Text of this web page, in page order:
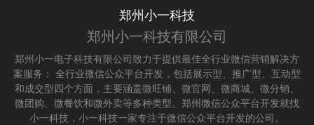
郑州小一科技
郑州小一科技有限公司
郑州小一电子科技有限公司致力于提供最佳全行业微信营销解决方
案服务： 全行业微信公众平台开发，包括展示型、推广型、互动型
和成交型四个方面，主要涵盖微旺铺、微官网、微商城、微分销、
微团购、微餐饮和微外卖等多种类型。郑州微信公众平台开发就找
小一科技，小一科技一家专注于微信公众平台开发的公司。